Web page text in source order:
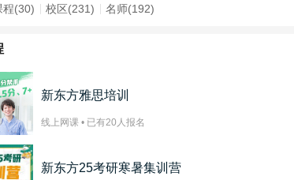
程(30) 校区(231) 名师(192)
新东方雅思培训
线上网课 • 已有20 人报名
新东方25考研寒暑集训营